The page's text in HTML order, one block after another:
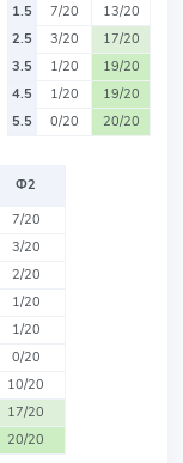
1.5
7/20
13/20
2.5
3/20
17/20
3.5
1/20
19/20
4.5
1/20
19/20
5.5
0/20 20/20
Ф2
7/20
3/20
2/20
1/20
1/20
0/20
10/20
17/20
20/20